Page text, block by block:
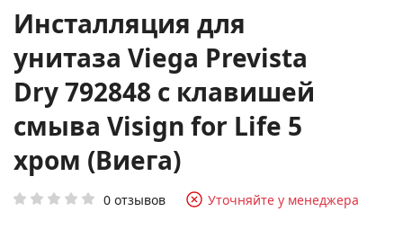
Инсталляция для
унитаза Viega Prevista
Dry 792848 с клавишей
смыва Visign for Life 5
хром (Виега)
0 отзывов Уточняйте у менеджера